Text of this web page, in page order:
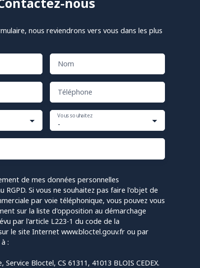
nous reviendrons vers vous dans les plus
Nom
Téléphone
-
Vous souhaitez
de mes données personnelles
RGPD. Si vous ne souhaitez pas faire l'objet de
par voie téléphonique, vous pouvez vous
sur la liste d'opposition au démarchage
par l'article L223-1 du code de la
le site Internet www.bloctel.gouv.fr ou par
:
Service Bloctel, CS 61311, 41013 BLOIS CEDEX.